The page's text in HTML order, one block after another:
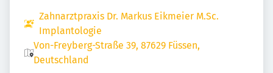
Zahnarztpraxis Dr. Markus Eikmeier M.Sc.
Implantologie
Von-Freyberg-Straße 39, 87629 Füssen,
Deutschland